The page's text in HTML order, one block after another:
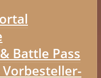
Battle Pass